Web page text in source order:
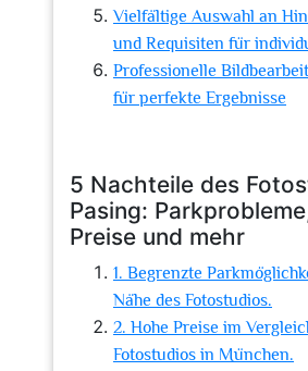
Vielfältige Auswahl an
und Requisiten für
Professionelle
für perfekte Ergebnisse
5 Nachteile des
Pasing:
Preise und mehr
1. Begrenzte
Nähe des Fotostudios.
2. Hohe Preise im
Fotostudios in München.